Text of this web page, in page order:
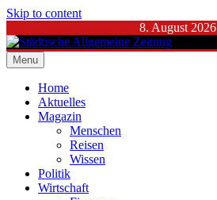
Skip to content
8. August 2026
Städtische Allgemeine Zeitung
Menu
Home
Aktuelles
Magazin
Menschen
Reisen
Wissen
Politik
Wirtschaft